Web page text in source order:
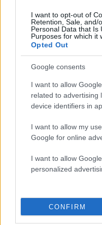
I want to opt-out of
Retention, Sale, and/
Personal Data that Is
Purposes for which it
Opted Out
Google consents
I want to allow
related to advertising
device identifiers in
I want to allow my
Google for online
I want to allow
personalized
CONFIRM
Σχόλια
Αν τα χάσατε
Τραγωδία με 4χρονο
στην Πάρο: Τα τρία
αστυνομικοί για τον
στην πισίνα